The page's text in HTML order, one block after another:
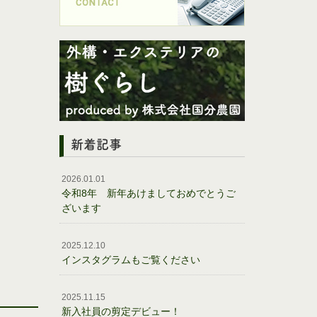
新着記事
2026.01.01
令和8年 新年あけましておめでとうご
ざいます
2025.12.10
インスタグラムもご覧ください
2025.11.15
新入社員の剪定デビュー！